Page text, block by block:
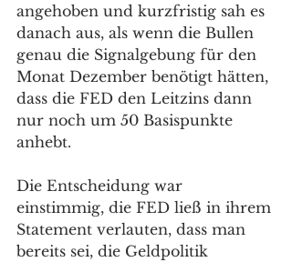
angehoben und kurzfristig sah es
danach aus, als wenn die Bullen
genau die Signalgebung für den
Monat Dezember benötigt hätten,
dass die FED den Leitzins dann
nur noch um 50 Basispunkte
anhebt.
Die Entscheidung war
einstimmig, die FED ließ in ihrem
Statement verlauten, dass man
bereits sei, die Geldpolitik